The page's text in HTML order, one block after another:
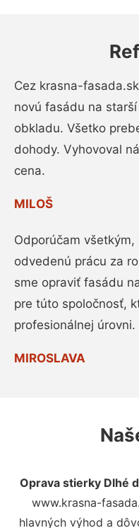
Cez krasna-
novú fasádu na
obkladu. Všetko
dohody. Vyhovoval
cena.
MILOŠ
Odporúčam
odvedenú prácu za
sme opraviť fasádu
pre túto spoločnosť,
profesionálnej úrovni.
MIROSLAVA
Oprava stierky Dlhé
www.krasna-
hlavných výhod a